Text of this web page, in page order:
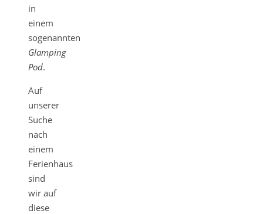
in
einem
sogenannten
Glamping
Pod.
Auf
unserer
Suche
nach
einem
Ferienhaus
sind
wir auf
diese